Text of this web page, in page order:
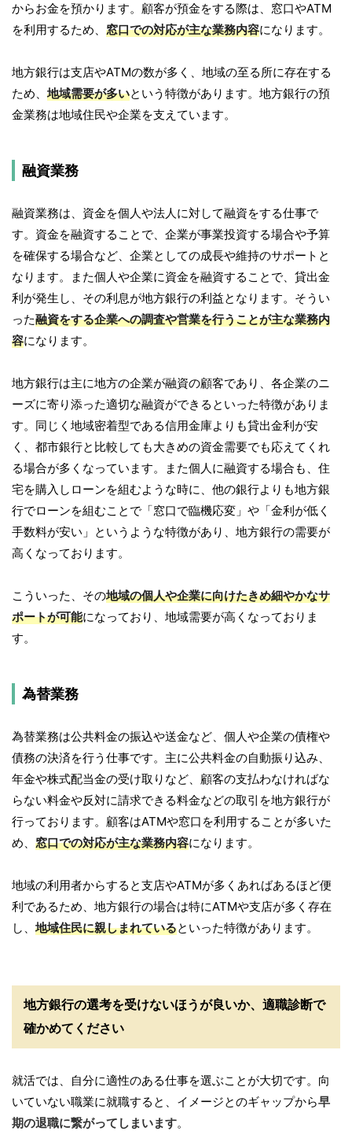
からお金を預かります。顧客が預金をする際は、窓口やATM
を利用するため、 窓口での対応が主な業務内容になります。
地方銀行は支店やATMの数が多く、地域の至る所に存在する
ため、地域需要が多いという特徴があります。地方銀行の預
金業務は地域住民や企業を支えています。
融資業務
融資業務は、資金を個人や法人に対して融資をする仕事で
す。資金を融資することで、企業が事業投資する場合や予算
を確保する場合など、企業としての成長や維持のサポートと
なります。また個人や企業に資金を融資することで、貸出金
利が発生し、その利息が地方銀行の利益となります。そうい
った融資をする企業への調査や営業を行うことが主な業務内
容になります。
地方銀行は主に地方の企業が融資の顧客であり、各企業のニ
ーズに寄り添った適切な融資ができるといった特徴がありま
す。同じく地域密着型である信用金庫よりも貸出金利が安
く、都市銀行と比較しても大きめの資金需要でも応えてくれ
る場合が多くなっています。また個人に融資する場合も、住
宅を購入しローンを組むような時に、他の銀行よりも地方銀
行でローンを組むことで「窓口で臨機応変」や「金利が低く
手数料が安い」というような特徴があり、地方銀行の需要が
高くなっております。
こういった、その地域の個人や企業に向けたきめ細やかなサ
ポートが可能になっており、地域需要が高くなっておりま
す。
為替業務
為替業務は公共料金の振込や送金など、個人や企業の債権や
債務の決済を行う仕事です。主に公共料金の自動振り込み、
年金や株式配当金の受け取りなど、顧客の支払わなければな
らない料金や反対に請求できる料金などの取引を地方銀行が
行っております。顧客はATMや窓口を利用することが多いた
め、 窓口での対応が主な業務内容になります。
地域の利用者からすると支店やATMが多くあればあるほど便
利であるため、地方銀行の場合は特にATMや支店が多く存在
し、地域住民に親しまれているといった特徴があります。
地方銀行の選考を受けないほうが良いか、適職診断で
確かめてください
就活では、自分に適性のある仕事を選ぶことが大切です。向
いていない職業に就職すると、イメージとのギャップから早
期の退職に繋がってしまいます。